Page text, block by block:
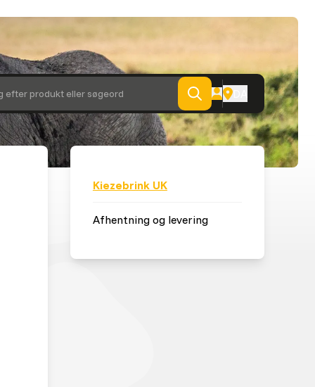
efter produkt eller søgeord DA
Kiezebrink UK
Afhentning og levering